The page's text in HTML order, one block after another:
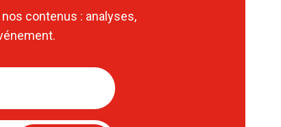
contenus : analyses,